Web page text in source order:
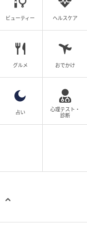
ビューティー ヘルスケア
グルメ おでかけ
占い
心理テスト・
診断